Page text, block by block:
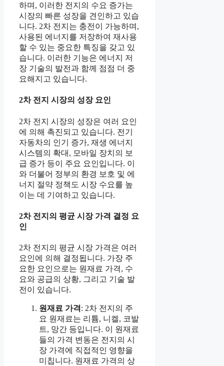
하며, 이러한 전지의 수요 증가는
시장의 빠른 성장을 견인하고 있습
니다. 2차 전지는 충전이 가능하며,
사용된 에너지를 저장하여 재사용
할 수 있는 중요한 특징을 갖고 있
습니다. 이러한 기능은 에너지 저
장 기술의 발전과 함께 점점 더 중
요해지고 있습니다.
2차 전지 시장의 성장 요인
2차 전지 시장의 성장은 여러 요인
에 의해 촉진되고 있습니다. 전기
자동차의 인기 증가, 재생 에너지
시스템의 확대, 모바일 장치의 보
급 증가 등이 주요 요인입니다. 이
와 더불어 정부의 환경 보호 및 에
너지 절약 정책도 시장 수요를 높
이는 데 기여하고 있습니다.
2차 전지의 평균 시장 가격 결정 요
인
2차 전지의 평균 시장 가격은 여러
요인에 의해 결정됩니다. 가장 주
요한 요인으로는 원재료 가격, 수
요와 공급의 상황, 그리고 기술 발
전이 있습니다.
원재료 가격 : 2차 전지의 주
요 원재료는 리튬, 니켈, 코발
트, 망간 등입니다. 이 원재료
들의 가격 변동은 전지의 시
장 가격에 직접적인 영향을
미칩니다. 원재료 가격의 상